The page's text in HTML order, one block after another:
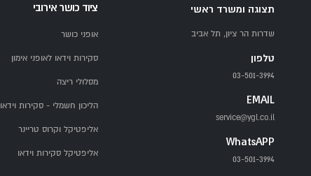
תצוגה ומשרד ראשי
שדרות הר ציון, תל אביב
טלפון
03-501-3994
EMAIL
service@ygl.co.il
WhatsAPP
03-501-3994
ציוד כושר אירובי
אופני כושר
סקירות וידאו לאופני אימון
מסלולי ריצה
הליכון חשמלי - סקירות וידאו
אליפטיקל וקרוס טריינר
אליפטיקל סקירות וידאו